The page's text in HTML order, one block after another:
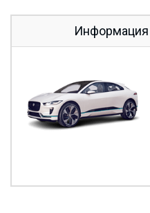
Информация